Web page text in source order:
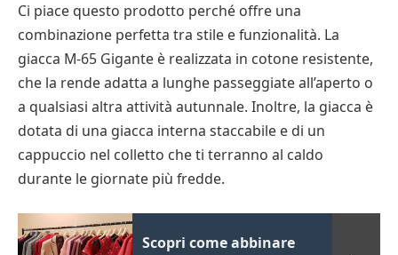
Ci piace questo prodotto perché offre una
combinazione perfetta tra stile e funzionalità. La
giacca M-65 Gigante è realizzata in cotone resistente,
che la rende adatta a lunghe passeggiate all’aperto o
a qualsiasi altra attività autunnale. Inoltre, la giacca è
dotata di una giacca interna staccabile e di un
cappuccio nel colletto che ti terranno al caldo
durante le giornate più fredde.
Scopri come abbinare